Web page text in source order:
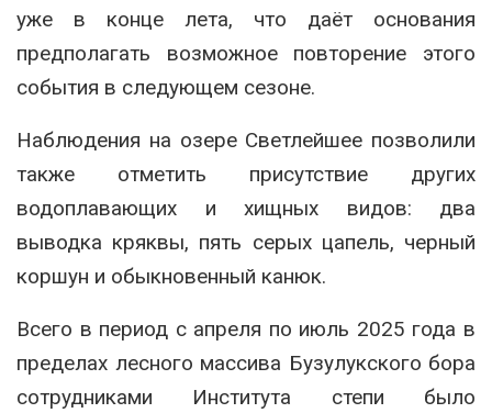
уже в конце лета, что даёт основания
предполагать возможное повторение этого
события в следующем сезоне.
Наблюдения на озере Светлейшее позволили
также отметить присутствие других
водоплавающих и хищных видов: два
выводка кряквы, пять серых цапель, черный
коршун и обыкновенный канюк.
Всего в период с апреля по июль 2025 года в
пределах лесного массива Бузулукского бора
сотрудниками Института степи было